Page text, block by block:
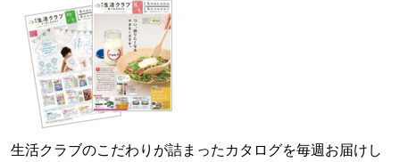
生活クラブのこだわりが詰まったカタログを毎週お届けし